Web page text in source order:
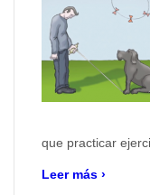
que practicar
Leer más ›